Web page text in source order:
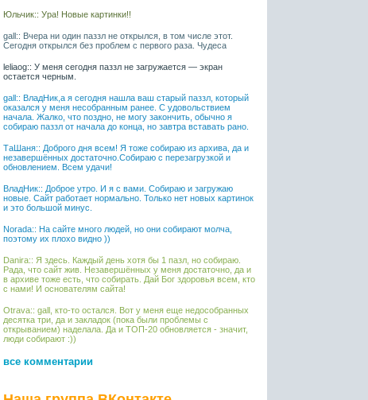
Юльчик:: Ура! Новые картинки!!
gall:: Вчера ни один паззл не открылся, в том числе этот.
Сегодня открылся без проблем с первого раза. Чудеса
leliaog:: У меня сегодня паззл не загружается — экран
остается черным.
gall:: ВладНик,а я сегодня нашла ваш старый паззл, который
оказался у меня несобранным ранее. С удовольствием
начала. Жалко, что поздно, не могу закончить, обычно я
собираю паззл от начала до конца, но завтра вставать рано.
ТаШаня:: Доброго дня всем! Я тоже собираю из архива, да и
незавершённых достаточно.Собираю с перезагрузкой и
обновлением. Всем удачи!
ВладНик:: Доброе утро. И я с вами. Собираю и загружаю
новые. Сайт работает нормально. Только нет новых картинок
и это большой минус.
Norada:: На сайте много людей, но они собирают молча,
поэтому их плохо видно ))
Danira:: Я здесь. Каждый день хотя бы 1 пазл, но собираю.
Рада, что сайт жив. Незавершённых у меня достаточно, да и
в архиве тоже есть, что собирать. Дай Бог здоровья всем, кто
с нами! И основателям сайта!
Otrava:: gall, кто-то остался. Вот у меня еще недособранных
десятка три, да и закладок (пока были проблемы с
открыванием) наделала. Да и ТОП-20 обновляется - значит,
люди собирают :))
все комментарии